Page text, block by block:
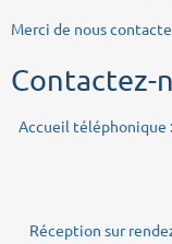
Merci de nous
Contactez-
Accueil téléphonique
Réception sur